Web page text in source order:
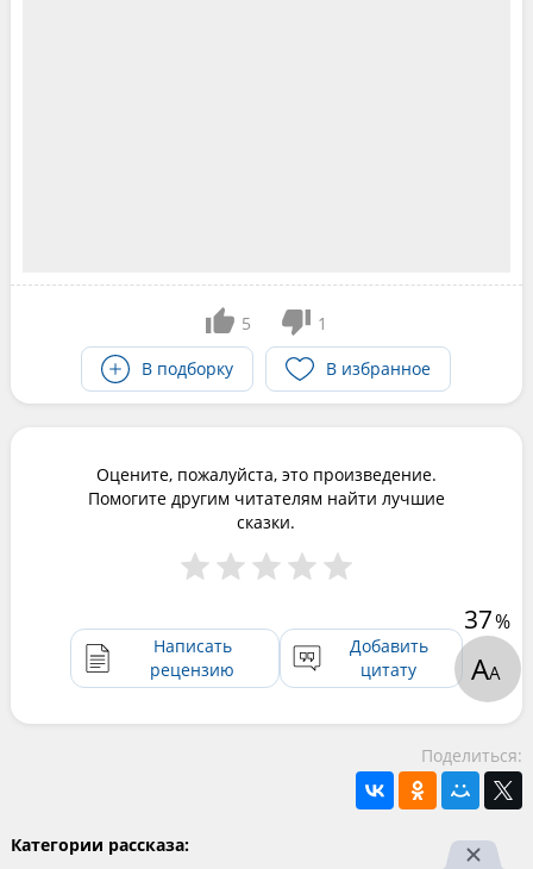
5
1
В подборку
В избранное
Оцените, пожалуйста, это произведение.
Помогите другим читателям найти лучшие
сказки.
Написать
рецензию
Добавить
цитату
Поделиться:
Категории рассказа:
37%
АА